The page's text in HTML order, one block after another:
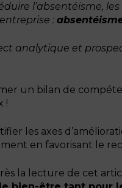
l’absentéisme,
:
analytique et
un bilan de
!
les axes
en favorisant le
la lecture de cet